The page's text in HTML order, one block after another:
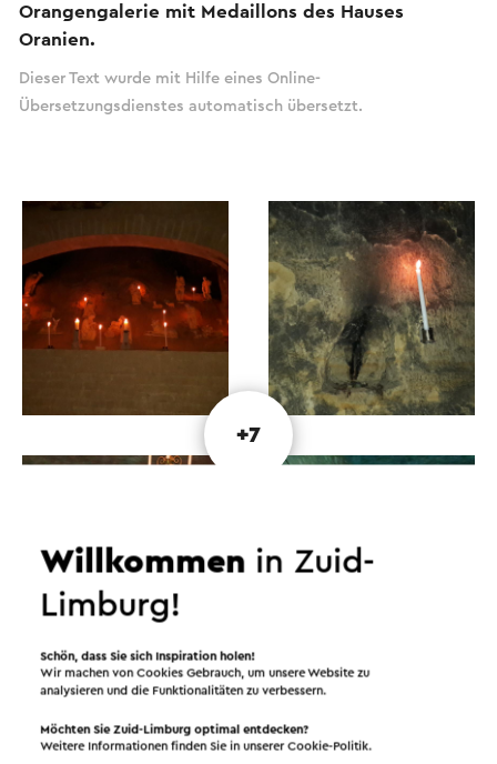
Orangengalerie mit Medaillons des Hauses
Oranien.
Dieser Text wurde mit Hilfe eines Online-
Übersetzungsdienstes automatisch übersetzt.
+7
Willkommen in Zuid-
Limburg!
Schön, dass Sie sich Inspiration holen!
Wir machen von Cookies Gebrauch, um unsere Website zu
analysieren und die Funktionalitäten zu verbessern.
Möchten Sie Zuid-Limburg optimal entdecken?
Weitere Informationen finden Sie in unsererCookie-Politik.